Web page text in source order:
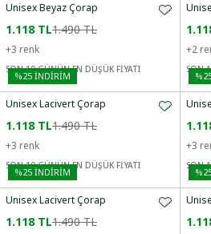
Unisex Beyaz Çorap
1.118 TL1.490 TL
+3 renk
SON 10 GÜNÜN EN DÜŞÜK FİYATI
+2
SON
%25 İNDİRİM
Unisex Lacivert Çorap
1.118 TL1.490 TL
+3 renk
SON 10 GÜNÜN EN DÜŞÜK FİYATI
%
+3
SON
%25 İNDİRİM
Unisex Lacivert Çorap
1.118 TL1.490 TL
%